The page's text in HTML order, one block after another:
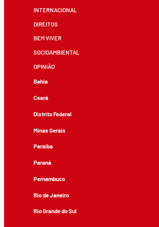
INTERNACIONAL
DIREITOS
BEM VIVER
SOCIOAMBIENTAL
OPINIÃO
Bahia
Ceará
Distrito Federal
Minas Gerais
Paraíba
Paraná
Pernambuco
Rio de Janeiro
Rio Grande do Sul